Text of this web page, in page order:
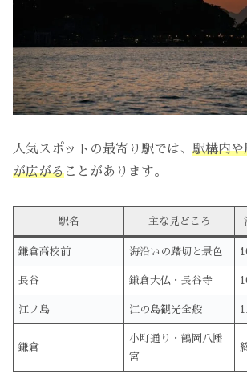
人気スポットの最寄り駅では、 駅構内や
が広がることがあります。
駅名 主な見どころ
鎌倉高校前 海沿いの踏切と景色
長谷 鎌倉大仏・長谷寺
江ノ島 江の島観光全般
鎌倉
小町通り・鶴岡八幡
宮